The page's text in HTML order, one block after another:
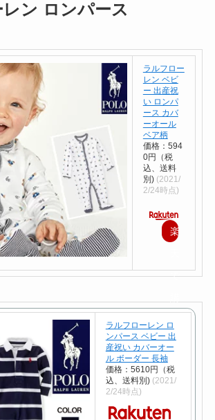
ン ロンパース
ラルフロー
レン ベビ
ー 出産祝
い ロンパ
ース カバ
ーオール
ベア柄
価格：594
0円（税
込、送料
別) (2021/
2/24時点)
楽
で
ラルフローレン ロ
ンパース ベビー 出
産祝い カバーオー
ル ボーダー 長袖
価格：5610円（税
込、送料別) (2021/
2/24時点)